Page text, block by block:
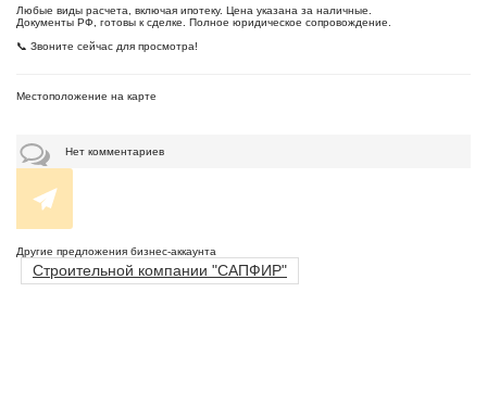
Любые виды расчета, включая ипотеку. Цена указана за наличные.
Документы РФ, готовы к сделке. Полное юридическое сопровождение.
📞 Звоните сейчас для просмотра!
Местоположение на карте
Нет комментариев
Другие предложения бизнес-аккаунта
Строительной компании "САПФИР"